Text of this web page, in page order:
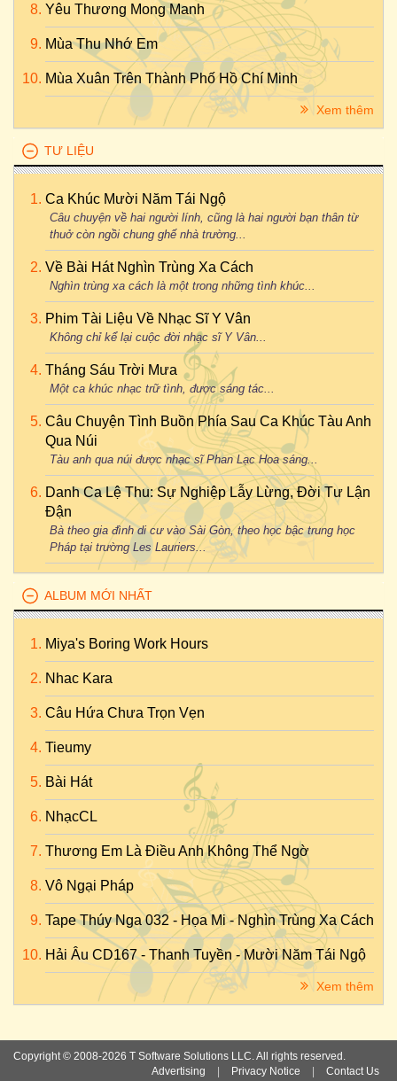
Yêu Thương Mong Manh
Mùa Thu Nhớ Em
Mùa Xuân Trên Thành Phố Hồ Chí Minh
Xem thêm
TƯ LIỆU
Ca Khúc Mười Năm Tái Ngộ
Câu chuyện về hai người lính, cũng là hai người bạn thân từ
thuở còn ngồi chung ghế nhà trường...
Về Bài Hát Nghìn Trùng Xa Cách
Nghìn trùng xa cách là một trong những tình khúc...
Phim Tài Liệu Về Nhạc Sĩ Y Vân
Không chỉ kể lại cuộc đời nhạc sĩ Y Vân...
Tháng Sáu Trời Mưa
Một ca khúc nhạc trữ tình, được sáng tác...
Câu Chuyện Tình Buồn Phía Sau Ca Khúc Tàu Anh
Qua Núi
Tàu anh qua núi được nhạc sĩ Phan Lạc Hoa sáng...
Danh Ca Lệ Thu: Sự Nghiệp Lẫy Lừng, Đời Tư Lận
Đận
Bà theo gia đình di cư vào Sài Gòn, theo học bậc trung học
Pháp tại trường Les Lauriers...
ALBUM MỚI NHẤT
Miya's Boring Work Hours
Nhac Kara
Câu Hứa Chưa Trọn Vẹn
Tieumy
Bài Hát
NhạcCL
Thương Em Là Điều Anh Không Thể Ngờ
Vô Ngại Pháp
Tape Thúy Nga 032 - Họa Mi - Nghìn Trùng Xa Cách
Hải Âu CD167 - Thanh Tuyền - Mười Năm Tái Ngộ
Xem thêm
Copyright © 2008-2026 T Software Solutions LLC. All rights reserved.
Advertising
Privacy Notice Contact Us